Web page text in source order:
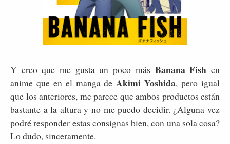
Y creo que me gusta un poco más Banana Fishen
anime que en el manga de Akimi Yoshida, pero igual
que los anteriores, me parece que ambos productos están
bastante a la altura y no me puedo decidir. ¿Alguna vez
podré responder estas consignas bien, con una sola cosa?
Lo dudo, sinceramente.